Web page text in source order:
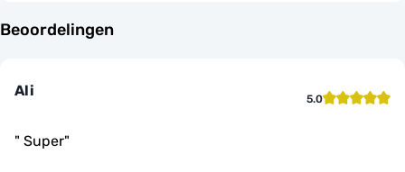
Beoordelingen
Ali 5.0
" Super"